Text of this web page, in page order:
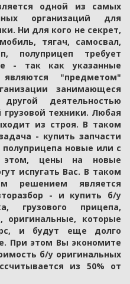
одной из самых
организаций для
Ни для кого не секрет,
тягач, самосвал,
полуприцеп требует
- так как указанные
"предметом"
занимающеся
деятельностью
грузовой техники. Любая
из строя. В таком
- купить запчасти
новые или с
этом, цены на новые
испугать Вас. В таком
решением является
- и купить б/у
грузового прицепа,
оригинальные, которые
и будут еще долго
При этом Вы экономите
б/у оригинальных
из 50% от